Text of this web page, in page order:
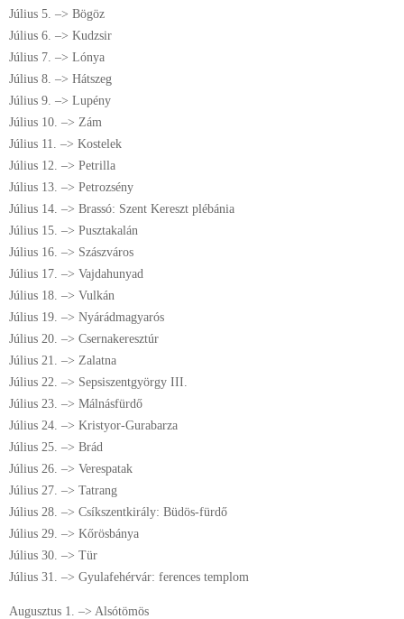
Július 5. –> Bögöz
Július 6. –> Kudzsir
Július 7. –> Lónya
Július 8. –> Hátszeg
Július 9. –> Lupény
Július 10. –> Zám
Július 11. –> Kostelek
Július 12. –> Petrilla
Július 13. –> Petrozsény
Július 14. –> Brassó: Szent Kereszt plébánia
Július 15. –> Pusztakalán
Július 16. –> Szászváros
Július 17. –> Vajdahunyad
Július 18. –> Vulkán
Július 19. –> Nyárádmagyarós
Július 20. –> Csernakeresztúr
Július 21. –> Zalatna
Július 22. –> Sepsiszentgyörgy III.
Július 23. –> Málnásfürdő
Július 24. –> Kristyor-Gurabarza
Július 25. –> Brád
Július 26. –> Verespatak
Július 27. –> Tatrang
Július 28. –> Csíkszentkirály: Büdös-fürdő
Július 29. –> Kőrösbánya
Július 30. –> Tür
Július 31. –> Gyulafehérvár: ferences templom
Augusztus 1. –> Alsótömös